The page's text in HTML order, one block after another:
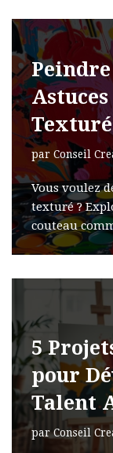
Peindre
par Conseil
Vous voulez
texturé ?
couteau
5
pour
Talent
parConseil